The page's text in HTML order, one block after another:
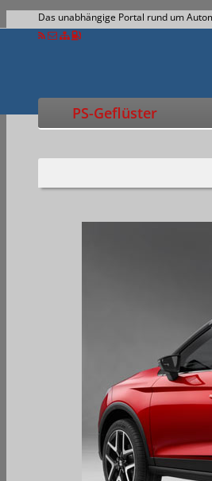
Das unabhängige Portal rund um
PS-Geflüster